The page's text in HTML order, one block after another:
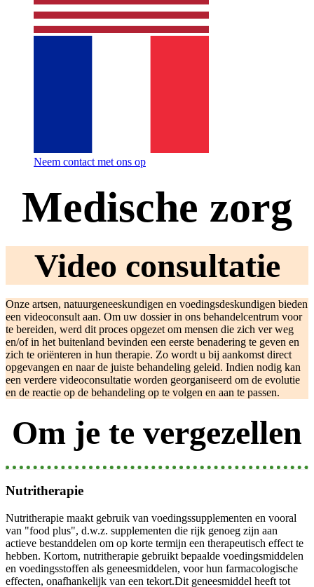
Neem contact met ons op
Medische zorg
Video consultatie
Onze artsen, natuurgeneeskundigen en voedingsdeskundigen bieden
een videoconsult aan. Om uw dossier in ons behandelcentrum voor
te bereiden, werd dit proces opgezet om mensen die zich ver weg
en/of in het buitenland bevinden een eerste benadering te geven en
zich te oriënteren in hun therapie. Zo wordt u bij aankomst direct
opgevangen en naar de juiste behandeling geleid. Indien nodig kan
een verdere videoconsultatie worden georganiseerd om de evolutie
en de reactie op de behandeling op te volgen en aan te passen.
Om je te vergezellen
Nutritherapie
Nutritherapie maakt gebruik van voedingssupplementen en vooral
van "food plus", d.w.z. supplementen die rijk genoeg zijn aan
actieve bestanddelen om op korte termijn een therapeutisch effect te
hebben. Kortom, nutritherapie gebruikt bepaalde voedingsmiddelen
en voedingsstoffen als geneesmiddelen, voor hun farmacologische
effecten, onafhankelijk van een tekort.Dit geneesmiddel heeft tot